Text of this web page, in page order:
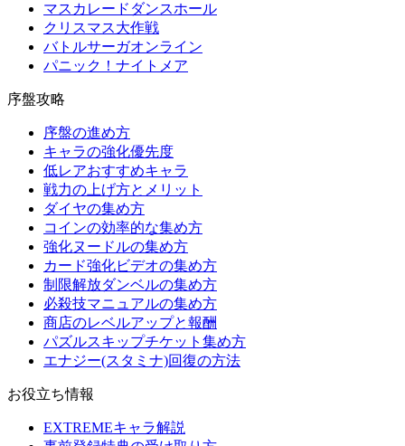
マスカレードダンスホール
クリスマス大作戦
バトルサーガオンライン
パニック！ナイトメア
序盤攻略
序盤の進め方
キャラの強化優先度
低レアおすすめキャラ
戦力の上げ方とメリット
ダイヤの集め方
コインの効率的な集め方
強化ヌードルの集め方
カード強化ビデオの集め方
制限解放ダンベルの集め方
必殺技マニュアルの集め方
商店のレベルアップと報酬
パズルスキップチケット集め方
エナジー(スタミナ)回復の方法
お役立ち情報
EXTREMEキャラ解説